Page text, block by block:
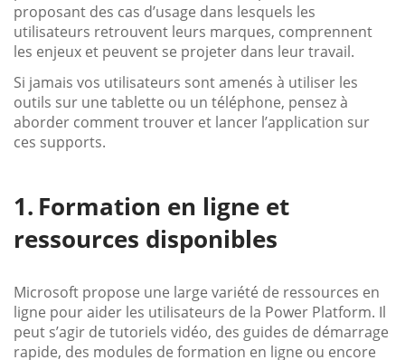
proposant des cas d’usage dans lesquels les
utilisateurs retrouvent leurs marques, comprennent
les enjeux et peuvent se projeter dans leur travail.
Si jamais vos utilisateurs sont amenés à utiliser les
outils sur une tablette ou un téléphone, pensez à
aborder comment trouver et lancer l’application sur
ces supports.
Formation en ligne et
ressources disponibles
Microsoft propose une large variété de ressources en
ligne pour aider les utilisateurs de la Power Platform. Il
peut s’agir de tutoriels vidéo, des guides de démarrage
rapide, des modules de formation en ligne ou encore